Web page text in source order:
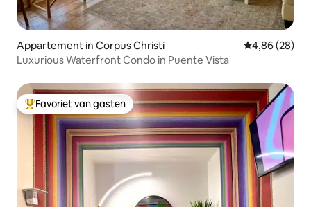
Appartement in Corpus Christi Gemiddelde
4,86 (28)
Luxurious Waterfront Condo in Puente Vista
Topfavoriet van gasten
Favoriet van gasten